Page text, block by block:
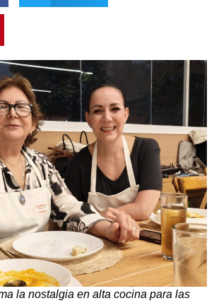
la nostalgia en alta cocina para las